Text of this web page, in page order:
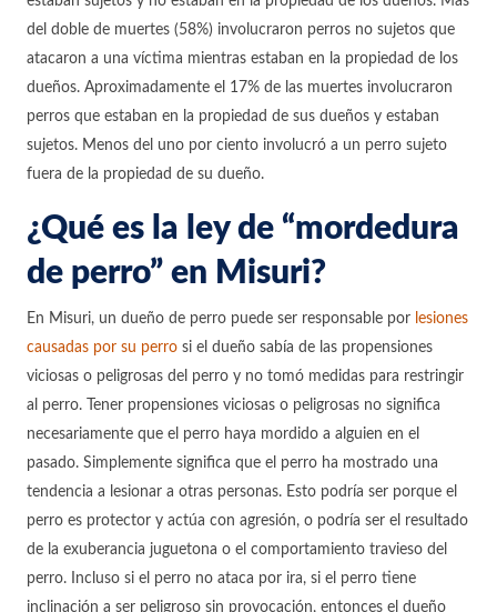
del doble de muertes (58%) involucraron perros no sujetos que
atacaron a una víctima mientras estaban en la propiedad de los
dueños. Aproximadamente el 17% de las muertes involucraron
perros que estaban en la propiedad de sus dueños y estaban
sujetos. Menos del uno por ciento involucró a un perro sujeto
fuera de la propiedad de su dueño.
¿Qué es la ley de “mordedura
de perro” en Misuri?
En Misuri, un dueño de perro puede ser responsable por lesiones
causadas por su perro si el dueño sabía de las propensiones
viciosas o peligrosas del perro y no tomó medidas para restringir
al perro. Tener propensiones viciosas o peligrosas no significa
necesariamente que el perro haya mordido a alguien en el
pasado. Simplemente significa que el perro ha mostrado una
tendencia a lesionar a otras personas. Esto podría ser porque el
perro es protector y actúa con agresión, o podría ser el resultado
de la exuberancia juguetona o el comportamiento travieso del
perro. Incluso si el perro no ataca por ira, si el perro tiene
inclinación a ser peligroso sin provocación, entonces el dueño